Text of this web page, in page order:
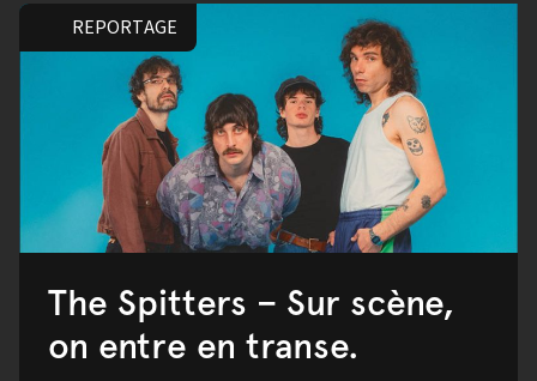
REPORTAGE
The Spitters – Sur scène,
on entre en transe.